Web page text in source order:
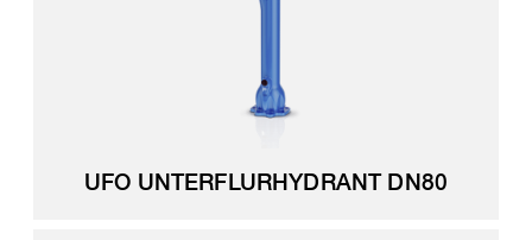
UFO UNTERFLURHYDRANT DN80